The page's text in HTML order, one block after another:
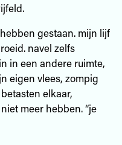
gestaan. mijn lijf
navel zelfs
in een andere ruimte,
eigen vlees, zompig
elkaar,
meer hebben. “je